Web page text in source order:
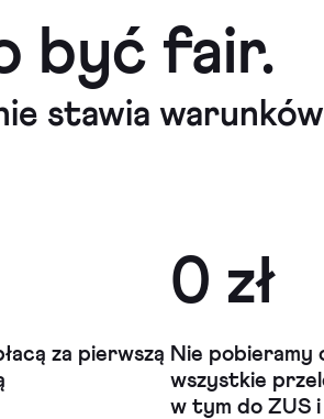
być fair.
stawia warunków
za pierwszą
0 zł
Nie pobieramy
wszystkie
w tym do ZUS i